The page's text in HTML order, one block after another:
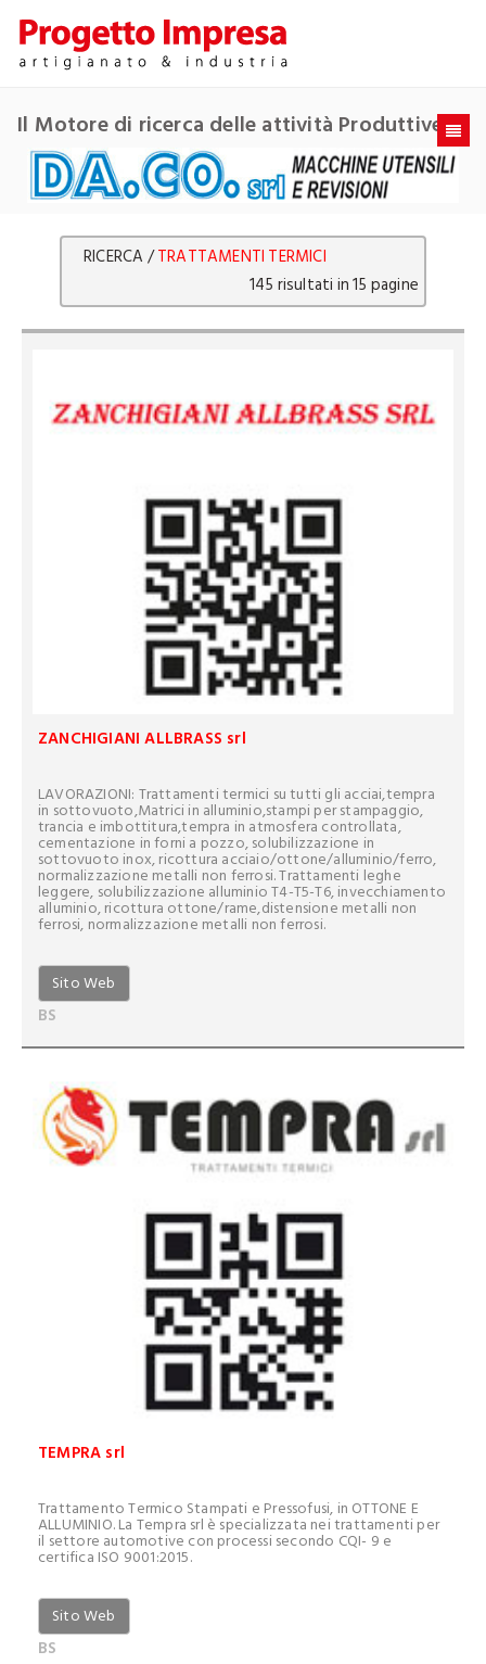
Il Motore di ricerca delle attività Produttive
RICERCA /TRATTAMENTI TERMICI
145 risultati in 15 pagine
ZANCHIGIANI ALLBRASS srl
LAVORAZIONI: Trattamenti termici su tutti gli acciai,tempra
in sottovuoto,Matrici in alluminio,stampi per stampaggio,
trancia e imbottitura,tempra in atmosfera controllata,
cementazione in forni a pozzo, solubilizzazione in
sottovuoto inox, ricottura acciaio/ottone/alluminio/ferro,
normalizzazione metalli non ferrosi. Trattamenti leghe
leggere, solubilizzazione alluminio T4-T5-T6, invecchiamento
alluminio, ricottura ottone/rame,distensione metalli non
ferrosi, normalizzazione metalli non ferrosi.
Sito Web
BS
TEMPRA srl
Trattamento Termico Stampati e Pressofusi, in OTTONE E
ALLUMINIO. La Tempra srl è specializzata nei trattamenti per
il settore automotive con processi secondo CQI- 9 e
certifica ISO 9001:2015.
Sito Web
BS